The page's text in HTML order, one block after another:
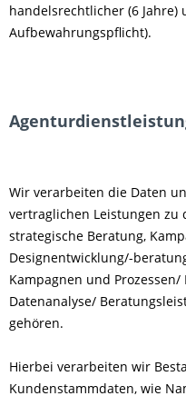
handelsrechtlicher (6 Jahre)
Aufbewahrungspflicht).
Wir verarbeiten die Daten
vertraglichen Leistungen zu
strategische Beratung,
Designentwicklung/-
Kampagnen und
Datenanalyse/
gehören.
Hierbei verarbeiten wir
Kundenstammdaten, wie